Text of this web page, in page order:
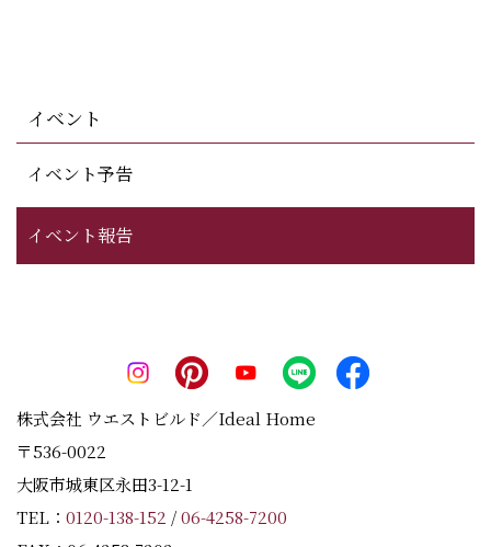
イベント
イベント予告
イベント報告
株式会社 ウエストビルド／Ideal Home
〒536-0022
大阪市城東区永田3-12-1
TEL： 0120-138-152 /06-4258-7200